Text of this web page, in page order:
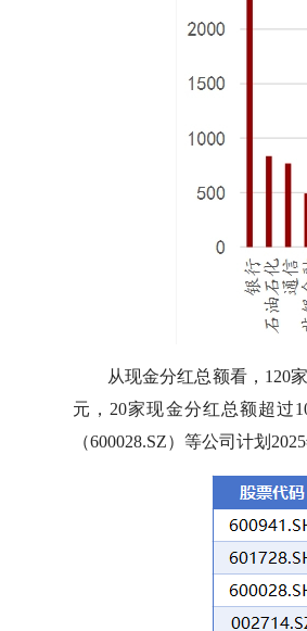
从现金分红总额看，120
元，20家现金分红总额超过
（600028.SZ）等公司计划